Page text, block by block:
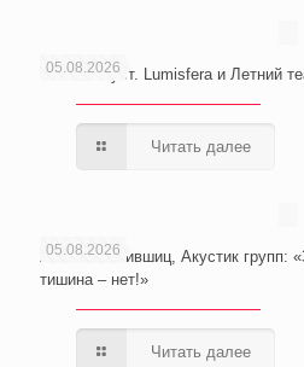
05.08.2026
Сочи. Август. Lumisfera и Летний
Читать далее
05.08.2026
Анатолий Лившиц, Акустик групп:
тишина – нет!»
Читать далее